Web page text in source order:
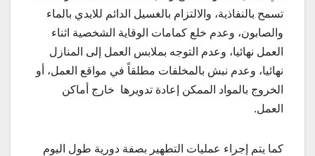
تسمح بالنفاذية، والالتزام بالغسيل الدائم للايدي بالماء
والصابون، وعدم خلع كمامات الوقاية الشخصية اثناء
العمل نهائيا، وعدم التوجه بملابس العمل إلى المنازل
نهائيا، وعدم نبش بالمخلفات مطلقاً في مواقع العمل، أو
الخروج بالمواد الممكن إعادة تدويرها خارج أماكن
العمل.
كما يتم إجراء عمليات التطهير بصفة دورية طول اليوم